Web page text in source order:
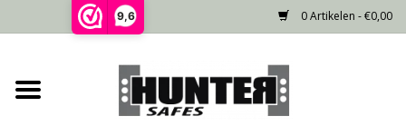
9,6 0 Artikelen - €0,00
Home